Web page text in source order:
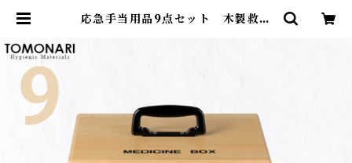
応急手当用品9点セット 木製救急